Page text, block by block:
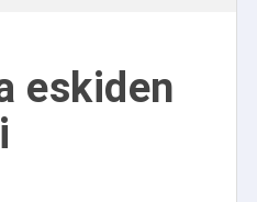
eskiden